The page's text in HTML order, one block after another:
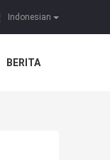
Indonesian
BERITA